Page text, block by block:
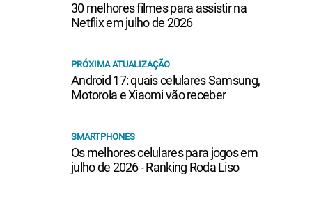
30 melhores filmes para assistir na
Netflix em julho de 2026
PRÓXIMA ATUALIZAÇÃO
Android 17: quais celulares Samsung,
Motorola e Xiaomi vão receber
SMARTPHONES
Os melhores celulares para jogos em
julho de 2026 - Ranking Roda Liso